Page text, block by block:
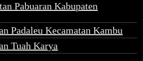
Pabuaran Kabupaten
Padaleu Kecamatan Kambu
Tuah Karya